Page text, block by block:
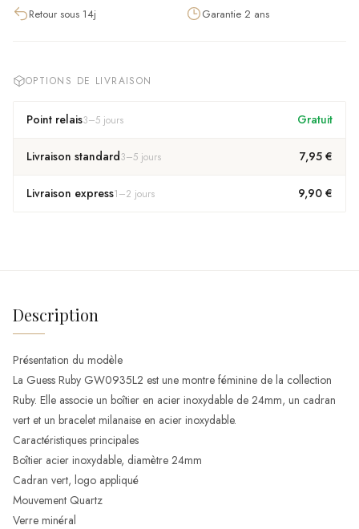
Retour sous 14j
Garantie 2 ans
OPTIONS DE LIVRAISON
Point relais3–5 jours Gratuit
Livraison standard3–5 jours 7,95 €
Livraison express1–2 jours 9,90 €
Description
Présentation du modèle
La Guess Ruby GW0935L2 est une montre féminine de la collection
Ruby. Elle associe un boîtier en acier inoxydable de 24mm, un cadran
vert et un bracelet milanaise en acier inoxydable.
Caractéristiques principales
Boîtier acier inoxydable, diamètre 24mm
Cadran vert, logo appliqué
Mouvement Quartz
Verre minéral